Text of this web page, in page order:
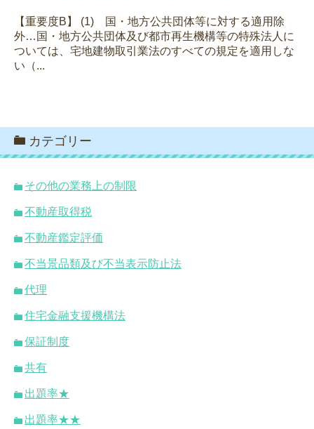
【重要度B】 (1) 国・地方公共団体等に対する適用除
外…国・地方公共団体及び都市再生機構等の特殊法人に
ついては、宅地建物取引業法のすべての規定を適用しな
い（...
カテゴリー
その他の業務上の制限
不動産取得税
不動産鑑定評価
不当景品類及び不当表示防止法
代理
住宅金融支援機構法
保証制度
共有
出題率★
出題率★★